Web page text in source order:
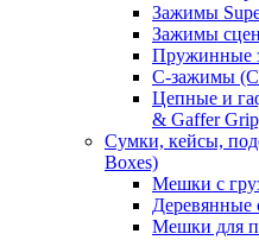
Зажимы
Зажимы
Пружинные
С-зажимы (C
Цепные и
& Gaffer
Сумки, кейсы,
Boxes)
Мешки с
Деревянные
Мешки для